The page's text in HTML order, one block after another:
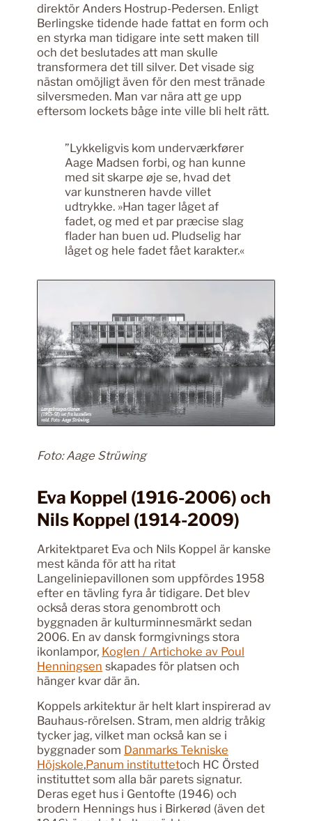
direktör Anders Hostrup-Pedersen. Enligt
Berlingske tidende hade fattat en form och
en styrka man tidigare inte sett maken till
och det beslutades att man skulle
transformera det till silver. Det visade sig
nästan omöjligt även för den mest tränade
silversmeden. Man var nära att ge upp
eftersom lockets båge inte ville bli helt rätt.
”Lykkeligvis kom underværkfører
Aage Madsen forbi, og han kunne
med sit skarpe øje se, hvad det
var kunstneren havde villet
udtrykke. »Han tager låget af
fadet, og med et par præcise slag
flader han buen ud. Pludselig har
låget og hele fadet fået karakter.«
Foto: Aage Strüwing
Eva Koppel (1916-2006) och
Nils Koppel (1914-2009)
Arkitektparet Eva och Nils Koppel är kanske
mest kända för att ha ritat
Langeliniepavillonen som uppfördes 1958
efter en tävling fyra år tidigare. Det blev
också deras stora genombrott och
byggnaden är kulturminnesmärkt sedan
2006. En av dansk formgivnings stora
ikonlampor, Koglen / Artichoke av Poul
Henningsen skapades för platsen och
hänger kvar där än.
Koppels arkitektur är helt klart inspirerad av
Bauhaus-rörelsen. Stram, men aldrig tråkig
tycker jag, vilket man också kan se i
byggnader som Danmarks Tekniske
Höjskole,Panum instituttetoch HC Örsted
instituttet som alla bär parets signatur.
Deras eget hus i Gentofte (1946) och
brodern Hennings hus i Birkerød (även det